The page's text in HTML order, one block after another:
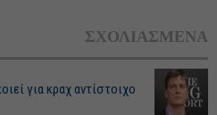
ΣΧΟΛΙΑΣΜΕΝΑ
για κραχ αντίστοιχο